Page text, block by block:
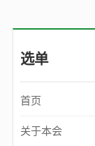
选单
首页
关于本会